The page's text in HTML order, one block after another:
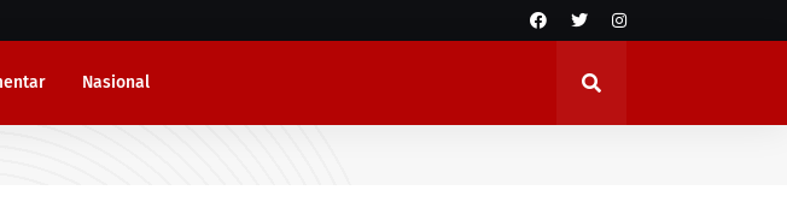
Nasional